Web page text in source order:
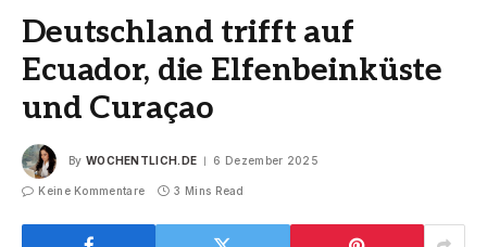
Deutschland trifft auf
Ecuador, die Elfenbeinküste
und Curaçao
By WOCHENTLICH.DE 6 Dezember 2025
Keine Kommentare 3 Mins Read